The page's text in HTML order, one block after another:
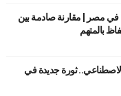
في مصر | مقارنة صادمة بين
بالمتهم
ثورة جديدة في